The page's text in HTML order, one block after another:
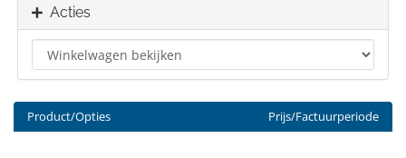
Acties
Product/Opties Prijs/Factuurperiode